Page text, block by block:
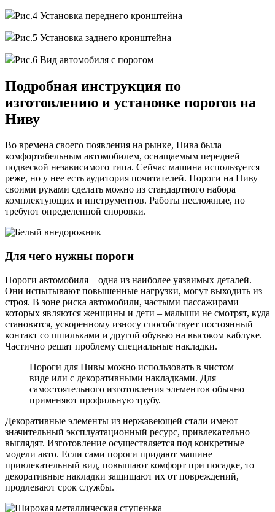
Рис.4 Установка переднего кронштейна
Рис.5 Установка заднего кронштейна
Рис.6 Вид автомобиля с порогом
Подробная инструкция по
изготовлению и установке порогов на
Ниву
Во времена своего появления на рынке, Нива была
комфортабельным автомобилем, оснащаемым передней
подвеской независимого типа. Сейчас машина используется
реже, но у нее есть аудитория почитателей. Пороги на Ниву
своими руками сделать можно из стандартного набора
комплектующих и инструментов. Работы несложные, но
требуют определенной сноровки.
Для чего нужны пороги
Пороги автомобиля – одна из наиболее уязвимых деталей.
Они испытывают повышенные нагрузки, могут выходить из
строя. В зоне риска автомобили, частыми пассажирами
которых являются женщины и дети – малыши не смотрят, куда
становятся, ускоренному износу способствует постоянный
контакт со шпильками и другой обувью на высоком каблуке.
Частично решат проблему специальные накладки.
Пороги для Нивы можно использовать в чистом
виде или с декоративными накладками. Для
самостоятельного изготовления элементов обычно
применяют профильную трубу.
Декоративные элементы из нержавеющей стали имеют
значительный эксплуатационный ресурс, привлекательно
выглядят. Изготовление осуществляется под конкретные
модели авто. Если сами пороги придают машине
привлекательный вид, повышают комфорт при посадке, то
декоративные накладки защищают их от повреждений,
продлевают срок службы.